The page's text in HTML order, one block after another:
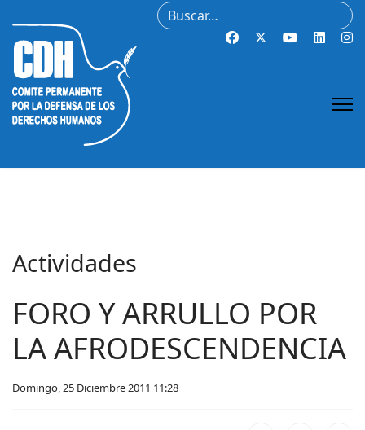
Buscar
Actividades
FORO Y ARRULLO POR
LA AFRODESCENDENCIA
Domingo, 25 Diciembre 2011 11:28